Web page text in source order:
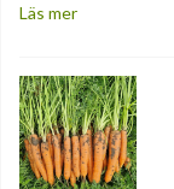
Läs mer